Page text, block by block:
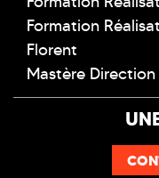
Formation
Florent
Mastère